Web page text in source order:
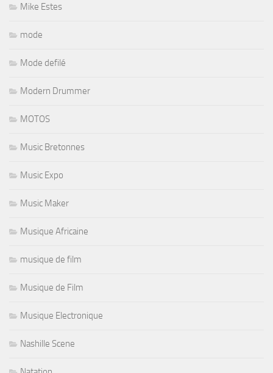
Mike Estes
mode
Mode defilé
Modern Drummer
MOTOS
Music Bretonnes
Music Expo
Music Maker
Musique Africaine
musique de film
Musique de Film
Musique Electronique
Nashille Scene